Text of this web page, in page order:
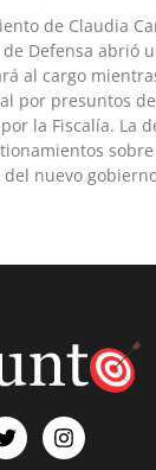
de Claudia
Defensa abrió
al cargo
por presuntos
la Fiscalía. La
nuevo